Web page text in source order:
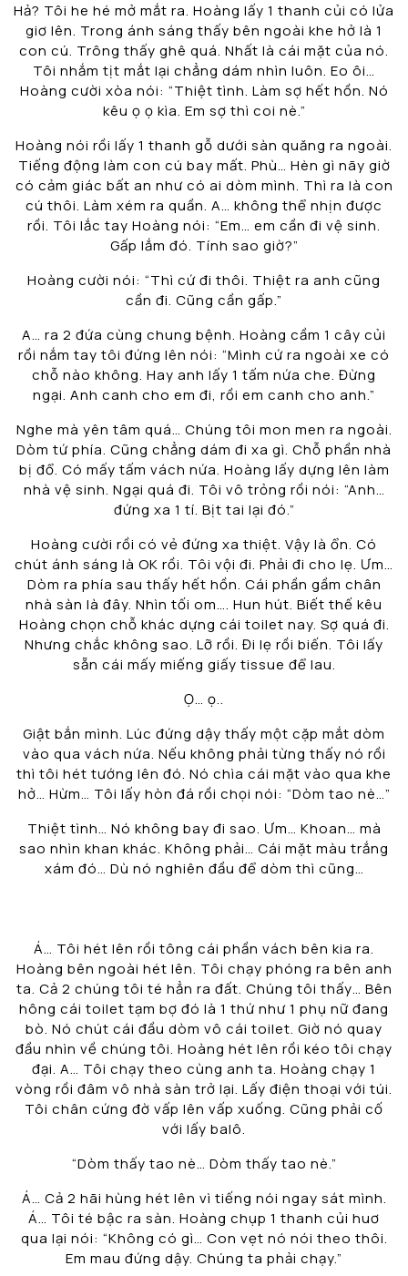
Hả? Tôi he hé mở mắt ra. Hoàng lấy 1 thanh củi có lửa
giơ lên. Trong ánh sáng thấy bên ngoài khe hở là 1
con cú. Trông thấy ghê quá. Nhất là cái mặt của nó.
Tôi nhắm tịt mắt lại chẳng dám nhìn luôn. Eo ôi…
Hoàng cười xòa nói: “Thiệt tình. Làm sợ hết hồn. Nó
kêu ọ ọ kìa. Em sợ thì coi nè.”
Hoàng nói rồi lấy 1 thanh gỗ dưới sàn quăng ra ngoài.
Tiếng động làm con cú bay mất. Phù… Hèn gì nãy giờ
có cảm giác bất an như có ai dòm mình. Thì ra là con
cú thôi. Làm xém ra quần. A… không thể nhịn được
rồi. Tôi lắc tay Hoàng nói: “Em… em cần đi vệ sinh.
Gấp lắm đó. Tính sao giờ?”
Hoàng cười nói: “Thì cứ đi thôi. Thiệt ra anh cũng
cần đi. Cũng cần gấp.”
A… ra 2 đứa cùng chung bệnh. Hoàng cầm 1 cây củi
rồi nắm tay tôi đứng lên nói: “Mình cứ ra ngoài xe có
chỗ nào không. Hay anh lấy 1 tấm nứa che. Đừng
ngại. Anh canh cho em đi, rồi em canh cho anh.”
Nghe mà yên tâm quá… Chúng tôi mon men ra ngoài.
Dòm tứ phía. Cũng chẳng dám đi xa gì. Chỗ phần nhà
bị đổ. Có mấy tấm vách nứa. Hoàng lấy dựng lên làm
nhà vệ sinh. Ngại quá đi. Tôi vô trỏng rồi nói: “Anh…
đứng xa 1 tí. Bịt tai lại đó.”
Hoàng cười rồi có vẻ đứng xa thiệt. Vậy là ổn. Có
chút ánh sáng là OK rồi. Tôi vội đi. Phải đi cho lẹ. Ưm…
Dòm ra phía sau thấy hết hồn. Cái phần gầm chân
nhà sàn là đây. Nhìn tối om…. Hun hút. Biết thế kêu
Hoàng chọn chỗ khác dựng cái toilet nay. Sợ quá đi.
Nhưng chắc không sao. Lỡ rồi. Đi lẹ rồi biến. Tôi lấy
sẵn cái mấy miếng giấy tissue để lau.
Ọ… ọ..
Giật bắn mình. Lúc đứng dậy thấy một cặp mắt dòm
vào qua vách nứa. Nếu không phải từng thấy nó rồi
thì tôi hét tướng lên đó. Nó chìa cái mặt vào qua khe
hở… Hừm… Tôi lấy hòn đá rồi chọi nói: “Dòm tao nè…”
Thiệt tình… Nó không bay đi sao. Ưm… Khoan… mà
sao nhìn khan khác. Không phải… Cái mặt màu trắng
xám đó… Dù nó nghiên đầu để dòm thì cũng…
Á… Tôi hét lên rồi tông cái phần vách bên kia ra.
Hoàng bên ngoài hét lên. Tôi chạy phóng ra bên anh
ta. Cả 2 chúng tôi té hẳn ra đất. Chúng tôi thấy… Bên
hông cái toilet tạm bợ đó là 1 thứ như 1 phụ nữ đang
bò. Nó chút cái đầu dòm vô cái toilet. Giờ nó quay
đầu nhìn về chúng tôi. Hoàng hét lên rồi kéo tôi chạy
đại. A… Tôi chạy theo cùng anh ta. Hoàng chạy 1
vòng rồi đâm vô nhà sàn trở lại. Lấy điện thoại với túi.
Tôi chân cứng đờ vấp lên vấp xuống. Cũng phải cố
với lấy balô.
“Dòm thấy tao nè… Dòm thấy tao nè.”
Á… Cả 2 hãi hùng hét lên vì tiếng nói ngay sát mình.
Á… Tôi té bậc ra sàn. Hoàng chụp 1 thanh củi huơ
qua lại nói: “Không có gì… Con vẹt nó nói theo thôi.
Em mau đứng dậy. Chúng ta phải chạy.”